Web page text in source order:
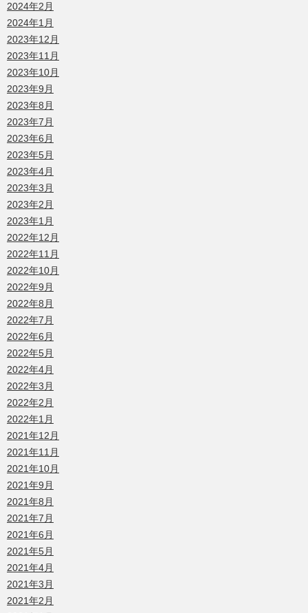
2024年2月
2024年1月
2023年12月
2023年11月
2023年10月
2023年9月
2023年8月
2023年7月
2023年6月
2023年5月
2023年4月
2023年3月
2023年2月
2023年1月
2022年12月
2022年11月
2022年10月
2022年9月
2022年8月
2022年7月
2022年6月
2022年5月
2022年4月
2022年3月
2022年2月
2022年1月
2021年12月
2021年11月
2021年10月
2021年9月
2021年8月
2021年7月
2021年6月
2021年5月
2021年4月
2021年3月
2021年2月